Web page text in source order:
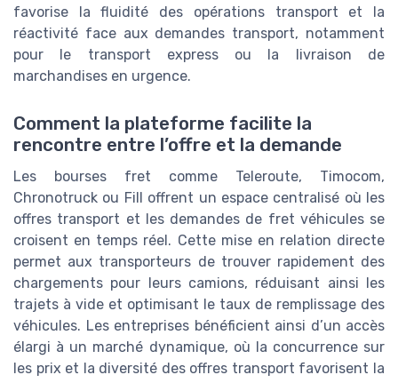
favorise la fluidité des opérations transport et la
réactivité face aux demandes transport, notamment
pour le transport express ou la livraison de
marchandises en urgence.
Comment la plateforme facilite la
rencontre entre l’offre et la demande
Les bourses fret comme Teleroute, Timocom,
Chronotruck ou Fill offrent un espace centralisé où les
offres transport et les demandes de fret véhicules se
croisent en temps réel. Cette mise en relation directe
permet aux transporteurs de trouver rapidement des
chargements pour leurs camions, réduisant ainsi les
trajets à vide et optimisant le taux de remplissage des
véhicules. Les entreprises bénéficient ainsi d’un accès
élargi à un marché dynamique, où la concurrence sur
les prix et la diversité des offres transport favorisent la